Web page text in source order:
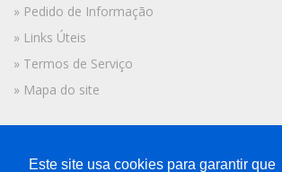
» Pedido de Informação
» Links Úteis
» Termos de Serviço
» Mapa do site
Este site usa cookies para garantir que